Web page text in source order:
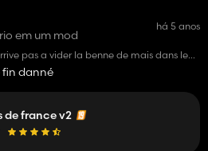
em um mod
há 5 anos
pas a vider la benne de mais dans le
fin danné
de france v2